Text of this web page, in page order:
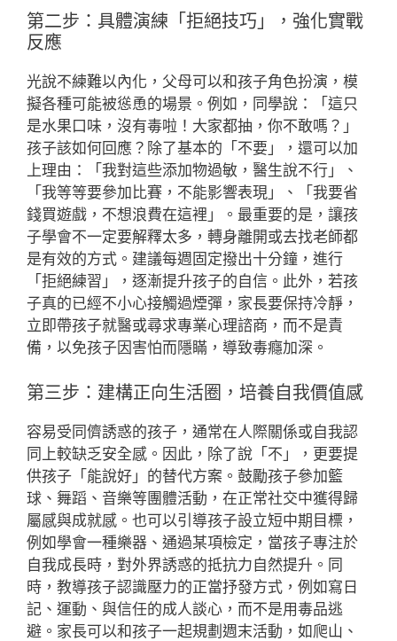
第二步：具體演練「拒絕技巧」，強化實戰
反應
光說不練難以內化，父母可以和孩子角色扮演，模
擬各種可能被慫恿的場景。例如，同學說：「這只
是水果口味，沒有毒啦！大家都抽，你不敢嗎？」
孩子該如何回應？除了基本的「不要」，還可以加
上理由：「我對這些添加物過敏，醫生說不行」、
「我等等要參加比賽，不能影響表現」、「我要省
錢買遊戲，不想浪費在這裡」。最重要的是，讓孩
子學會不一定要解釋太多，轉身離開或去找老師都
是有效的方式。建議每週固定撥出十分鐘，進行
「拒絕練習」，逐漸提升孩子的自信。此外，若孩
子真的已經不小心接觸過煙彈，家長要保持冷靜，
立即帶孩子就醫或尋求專業心理諮商，而不是責
備，以免孩子因害怕而隱瞞，導致毒癮加深。
第三步：建構正向生活圈，培養自我價值感
容易受同儕誘惑的孩子，通常在人際關係或自我認
同上較缺乏安全感。因此，除了說「不」，更要提
供孩子「能說好」的替代方案。鼓勵孩子參加籃
球、舞蹈、音樂等團體活動，在正常社交中獲得歸
屬感與成就感。也可以引導孩子設立短中期目標，
例如學會一種樂器、通過某項檢定，當孩子專注於
自我成長時，對外界誘惑的抵抗力自然提升。同
時，教導孩子認識壓力的正當抒發方式，例如寫日
記、運動、與信任的成人談心，而不是用毒品逃
避。家長可以和孩子一起規劃週末活動，如爬山、